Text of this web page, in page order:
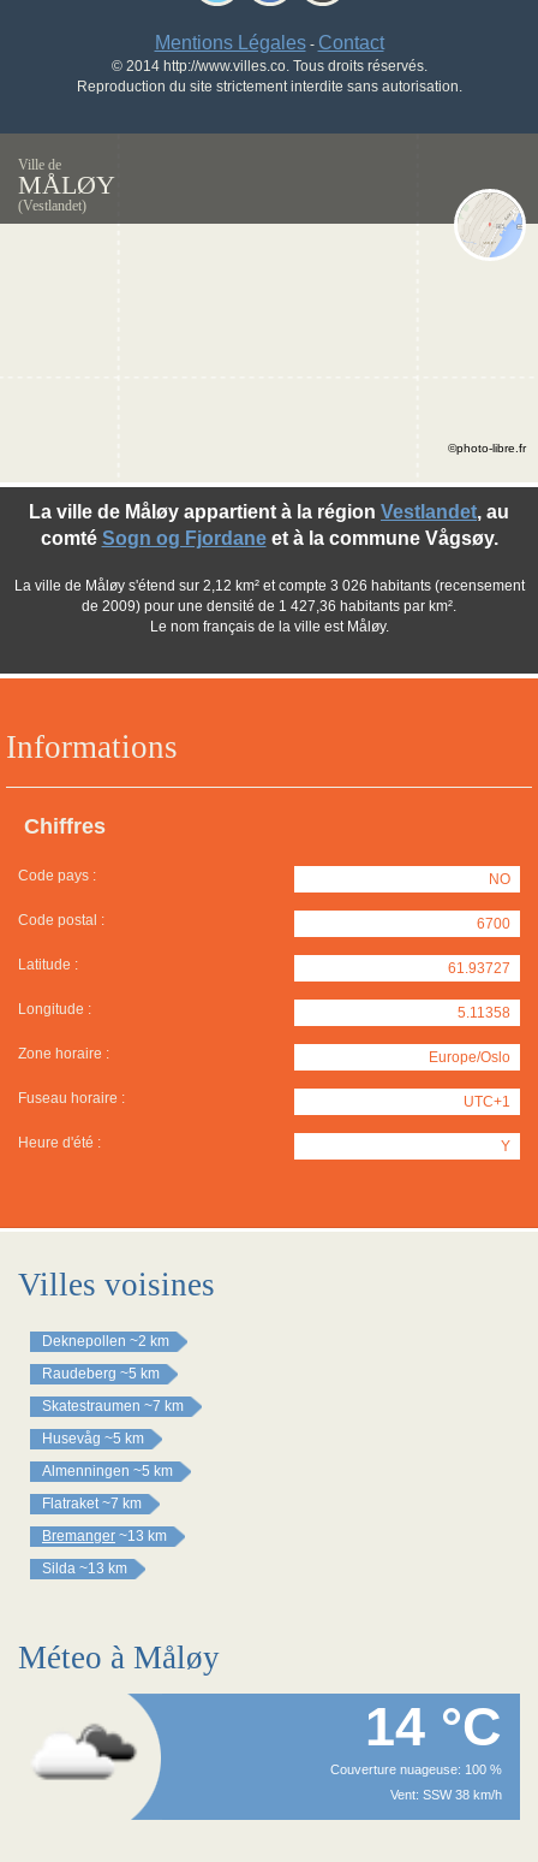
Mentions Légales- Contact
© 2014 http://www.villes.co. Tous droits réservés.
Reproduction du site strictement interdite sans autorisation.
Ville de
MÅLØY
(Vestlandet)
Informations
Chiffres
Code pays : NO
Code postal : 6700
Latitude : 61.93727
Longitude : 5.11358
Zone horaire : Europe/Oslo
Fuseau horaire : UTC+1
Heure d'été : Y
La ville de Måløy appartient à la région Vestlandet, au
comté Sogn og Fjordaneet à la commune Vågsøy.
La ville de Måløy s'étend sur 2,12 km² et compte 3 026 habitants (recensement
de 2009) pour une densité de 1 427,36 habitants par km².
Le nom français de la ville est Måløy.
©photo-libre.fr
Villes voisines
Deknepollen ~2 km
Raudeberg ~5 km
Skatestraumen ~7 km
Husevåg ~5 km
Almenningen ~5 km
Flatraket ~7 km
Bremanger ~13 km
Silda ~13 km
Méteo à Måløy
14 °C
Couverture nuageuse: 100 %
Vent: SSW 38 km/h